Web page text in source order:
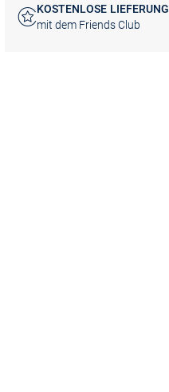
KOSTENLOSE LIEFERUNG
mit dem Friends Club